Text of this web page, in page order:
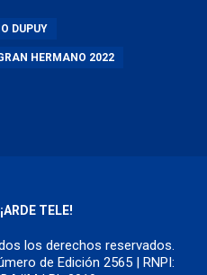
DUPUY
HERMANO 2022
¡ARDE TELE!
los derechos reservados.
de Edición 2565 | RNPI: